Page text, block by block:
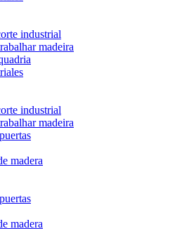
industrial
madeira
industrial
madeira
madera
madera